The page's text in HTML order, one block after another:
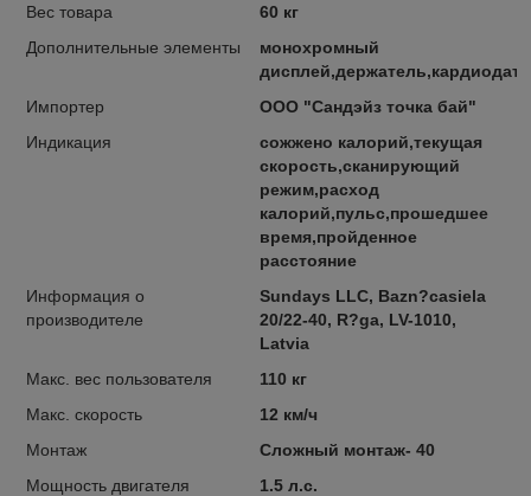
Вес товара
60 кг
Дополнительные элементы
монохромный
Импортер
ООО "Сандэйз точка бай"
Индикация
сожжено калорий,текущая
скорость,сканирующий
режим,расход
калорий,пульс,прошедшее
время,пройденное
расстояние
Информация о
производителе
Sundays LLC, Bazn?casiela
20/22-40, R?ga, LV-1010,
Latvia
Макс. вес пользователя
110 кг
Макс. скорость
12 км/ч
Монтаж
Сложный монтаж- 40
Мощность двигателя
1.5 л.с.